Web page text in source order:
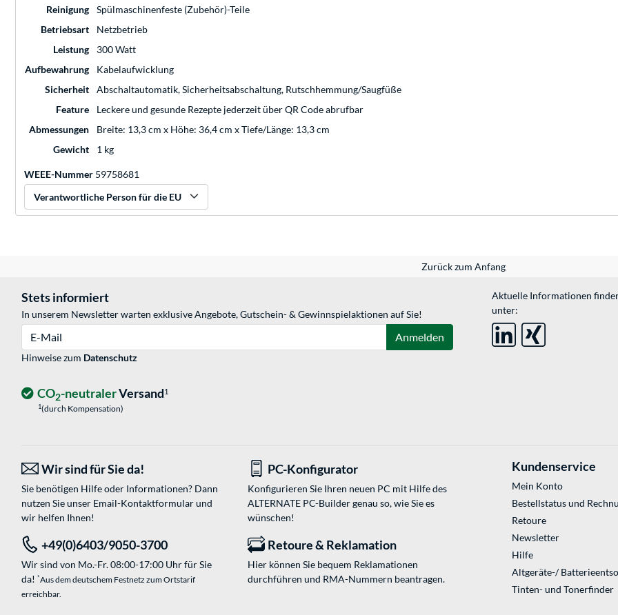
Reinigung
Spülmaschinenfeste (Zubehör)-Teile
Betriebsart
Netzbetrieb
Leistung
300 Watt
Aufbewahrung
Kabelaufwicklung
Sicherheit
Abschaltautomatik, Sicherheitsabschaltung, Rutschhemmung/Saugfüße
Feature
Leckere und gesunde Rezepte jederzeit über QR Code abrufbar
Abmessungen
Breite: 13,3 cm x Höhe: 36,4 cm x Tiefe/Länge: 13,3 cm
Gewicht
1 kg
WEEE-Nummer 59758681
Verantwortliche Person für die EU
Zurück zum Anfang
Stets informiert
In unserem Newsletter warten exklusive Angebote, Gutschein- & Gewinnspielaktionen auf Sie!
Anmelden
Hinweise zum Datenschutz
Aktuelle Informationen
unter:
CO2-neutralerVersand1
1(durch Kompensation)
Wir sind für Sie da!
Sie benötigen Hilfe oder Informationen? Dann
nutzen Sie unser Email-Kontaktformularund
wir helfen Ihnen!
PC-Konfigurator
Konfigurieren Sie Ihren neuen PC mit Hilfe des
ALTERNATE PC-Builder genau so, wie Sie es
wünschen!
+49(0)6403/9050-3700
Wir sind von Mo.-Fr. 08:00-17:00 Uhr für Sie
da! *Aus dem deutschem Festnetz zum Ortstarif
erreichbar.
Retoure & Reklamation
Hier können Sie bequem Reklamationen
durchführen und RMA-Nummern beantragen.
Kundenservice
Mein Konto
Bestellstatus und
Retoure
Newsletter
Hilfe
Altgeräte-/
Tinten- und Tonerfinder